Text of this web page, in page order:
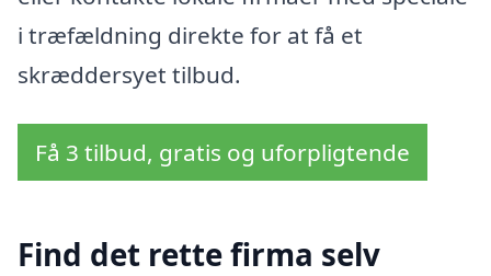
i træfældning direkte for at få et
skræddersyet tilbud.
Få 3 tilbud, gratis og uforpligtende
Find det rette firma selv